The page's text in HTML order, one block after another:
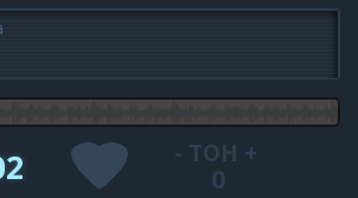
- ТОН +
0